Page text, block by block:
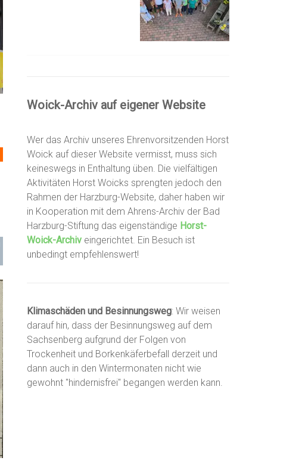
Woick-Archiv auf eigener Website
Wer das Archiv unseres Ehrenvorsitzenden Horst
Woick auf dieser Website vermisst, muss sich
keineswegs in Enthaltung üben. Die vielfältigen
Aktivitäten Horst Woicks sprengten jedoch den
Rahmen der Harzburg-Website, daher haben wir
in Kooperation mit dem Ahrens-Archiv der Bad
Harzburg-Stiftung das eigenständige Horst-
Woick-Archiv eingerichtet. Ein Besuch ist
unbedingt empfehlenswert!
Klimaschäden und Besinnungsweg: Wir weisen
darauf hin, dass der Besinnungsweg auf dem
Sachsenberg aufgrund der Folgen von
Trockenheit und Borkenkäferbefall derzeit und
dann auch in den Wintermonaten nicht wie
gewohnt "hindernisfrei" begangen werden kann.